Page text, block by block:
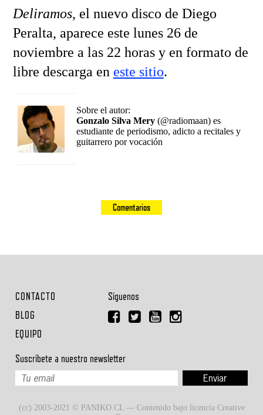
Deliramos, el nuevo disco de Diego
Peralta, aparece este lunes 26 de
noviembre a las 22 horas y en formato de
libre descarga en este sitio.
Sobre el autor:
Gonzalo Silva Mery (@radiomaan) es
estudiante de periodismo, adicto a recitales y
guitarrero por vocación
Comentarios
CONTACTO
BLOG
EQUIPO
Síguenos
Suscríbete a nuestro newsletter
(cc) 2003-2021 © PANIKO.CL — Contenido bajo licencia Creative